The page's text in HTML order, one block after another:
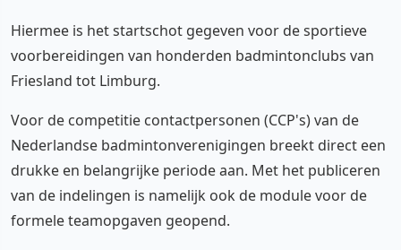
Hiermee is het startschot gegeven voor de sportieve
voorbereidingen van honderden badmintonclubs van
Friesland tot Limburg.
Voor de competitie contactpersonen (CCP's) van de
Nederlandse badmintonverenigingen breekt direct een
drukke en belangrijke periode aan. Met het publiceren
van de indelingen is namelijk ook de module voor de
formele teamopgaven geopend.